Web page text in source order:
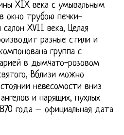
XIX века с умывальным
окно трубою печки-
XVII века, Целая
разные стили и
группа с
в дымчато-розовом
Вблизи можно
невесомости вниз
и парящих, пухлых
года – официальная дата